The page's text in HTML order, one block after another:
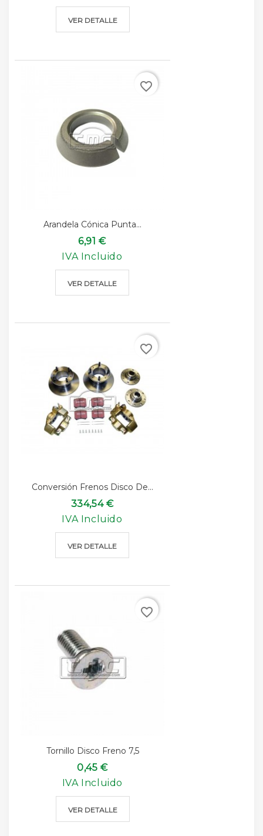
VER DETALLE
Arandela Cónica Punta...
6,91 €
IVA Incluido
VER DETALLE
favorite_border
Conversión Frenos Disco De...
334,54 €
IVA Incluido
VER DETALLE
favorite_border
Tornillo Disco Freno 7,5
0,45 €
IVA Incluido
VER DETALLE
favorite_border